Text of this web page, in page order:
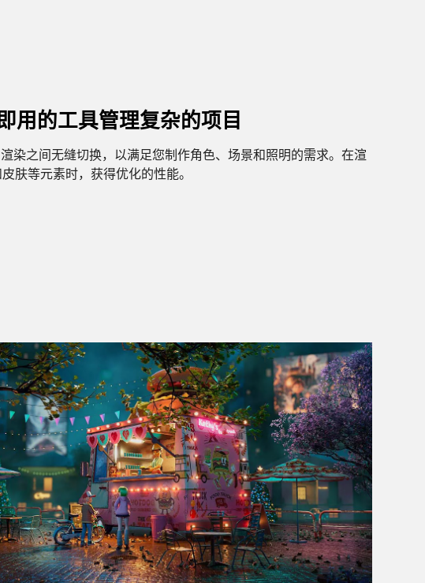
用的工具管理复杂的项目
渲染之间无缝切换，以满足您制作角色、场景和照明的需求。在渲
肤等元素时，获得优化的性能。